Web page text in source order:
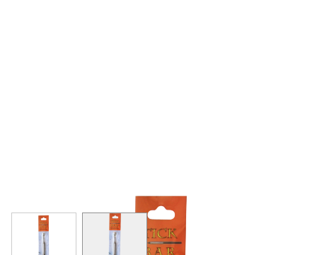
View larger imageView larger image